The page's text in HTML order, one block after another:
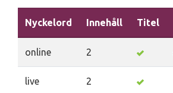
Nyckelord Innehåll Titel
online 2
live 2